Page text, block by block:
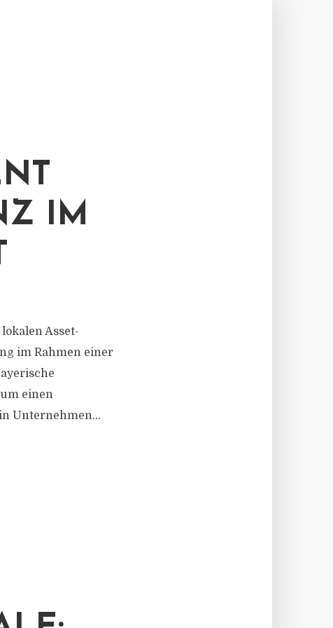
IM C
Asset-
im Rahmen einer
einen
Unternehmen...